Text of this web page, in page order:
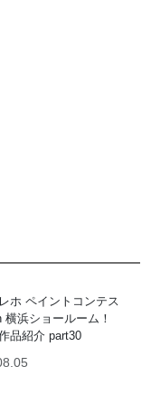
レホ ペイントコンテス
横浜ショールーム！
品紹介 part30